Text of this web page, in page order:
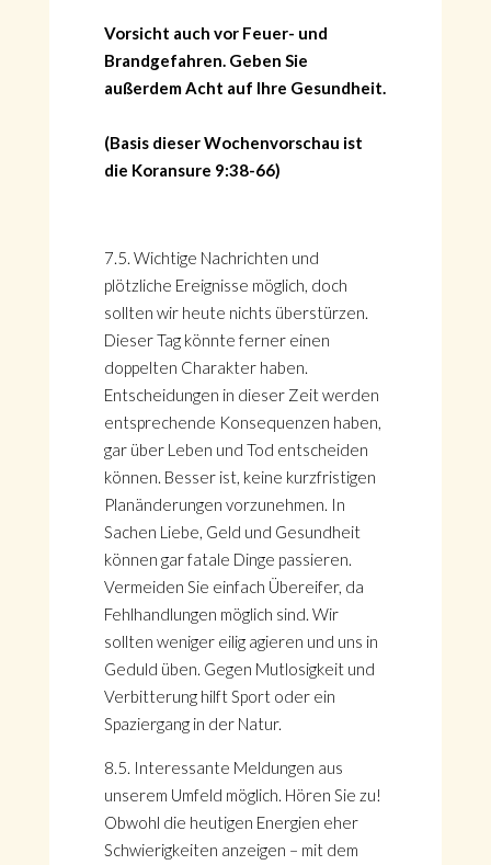
Vorsicht auch vor Feuer- und
Brandgefahren. Geben Sie
außerdem Acht auf Ihre Gesundheit.
(Basis dieser Wochenvorschau ist
die Koransure 9:38-66)
7.5. Wichtige Nachrichten und
plötzliche Ereignisse möglich, doch
sollten wir heute nichts überstürzen.
Dieser Tag könnte ferner einen
doppelten Charakter haben.
Entscheidungen in dieser Zeit werden
entsprechende Konsequenzen haben,
gar über Leben und Tod entscheiden
können. Besser ist, keine kurzfristigen
Planänderungen vorzunehmen. In
Sachen Liebe, Geld und Gesundheit
können gar fatale Dinge passieren.
Vermeiden Sie einfach Übereifer, da
Fehlhandlungen möglich sind. Wir
sollten weniger eilig agieren und uns in
Geduld üben. Gegen Mutlosigkeit und
Verbitterung hilft Sport oder ein
Spaziergang in der Natur.
8.5. Interessante Meldungen aus
unserem Umfeld möglich. Hören Sie zu!
Obwohl die heutigen Energien eher
Schwierigkeiten anzeigen – mit dem